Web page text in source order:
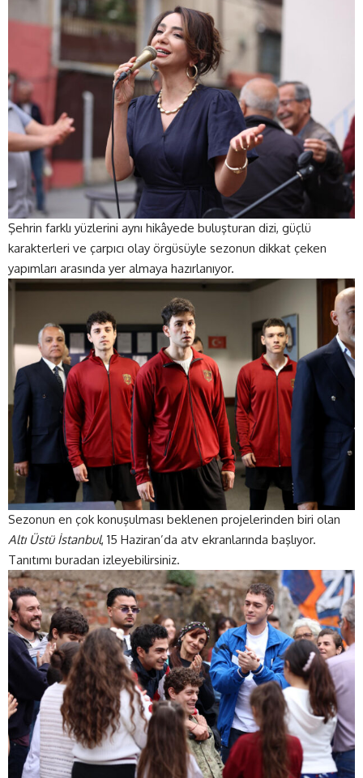
Şehrin farklı yüzlerini aynı hikâyede buluşturan dizi, güçlü
karakterleri ve çarpıcı olay örgüsüyle sezonun dikkat çeken
yapımları arasında yer almaya hazırlanıyor.
Sezonun en çok konuşulması beklenen projelerinden biri olan
Altı Üstü İstanbul, 15 Haziran’da atv ekranlarında başlıyor.
Tanıtımı buradan izleyebilirsiniz.